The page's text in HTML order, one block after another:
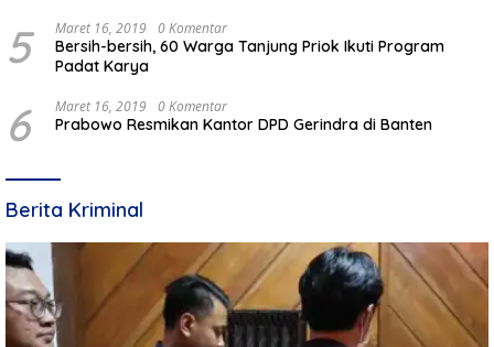
5 Maret 16, 2019 0 Komentar
Bersih-bersih, 60 Warga Tanjung Priok Ikuti Program
Padat Karya
6 Maret 16, 2019 0 Komentar
Prabowo Resmikan Kantor DPD Gerindra di Banten
Berita Kriminal